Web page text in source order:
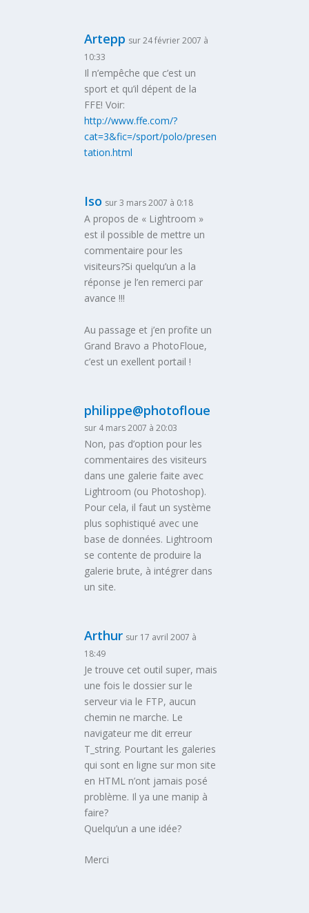
Artepp sur 24 février 2007 à
10:33
Il n’empêche que c’est un
sport et qu’il dépent de la
FFE! Voir:
http://www.ffe.com/?
cat=3&fic=/sport/polo/presen
tation.html
Iso sur 3 mars 2007 à 0:18
A propos de « Lightroom »
est il possible de mettre un
commentaire pour les
visiteurs?Si quelqu’un a la
réponse je l’en remerci par
avance !!!
Au passage et j’en profite un
Grand Bravo a PhotoFloue,
c’est un exellent portail !
philippe@photofloue
sur 4 mars 2007 à 20:03
Non, pas d’option pour les
commentaires des visiteurs
dans une galerie faite avec
Lightroom (ou Photoshop).
Pour cela, il faut un système
plus sophistiqué avec une
base de données. Lightroom
se contente de produire la
galerie brute, à intégrer dans
un site.
Arthur sur 17 avril 2007 à
18:49
Je trouve cet outil super, mais
une fois le dossier sur le
serveur via le FTP, aucun
chemin ne marche. Le
navigateur me dit erreur
T_string. Pourtant les galeries
qui sont en ligne sur mon site
en HTML n’ont jamais posé
problème. Il ya une manip à
faire?
Quelqu’un a une idée?
Merci